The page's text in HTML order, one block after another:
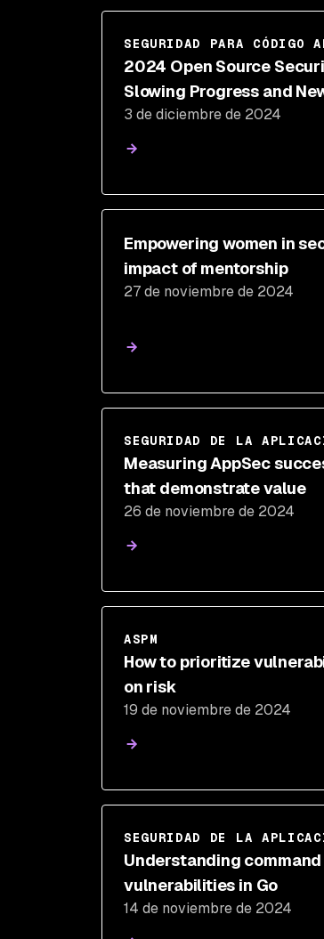
SEGURIDAD PARA CÓDIGO
2024 Open Source
Slowing Progress and
for DevSecOps
3 de diciembre de 2024
Empowering women in
impact of mentorship
27 de noviembre de 2024
SEGURIDAD DE LA
Measuring AppSec
that demonstrate value
26 de noviembre de 2024
ASPM
How to prioritize
on risk
19 de noviembre de 2024
SEGURIDAD DE LA
Understanding
vulnerabilities in Go
14 de noviembre de 2024